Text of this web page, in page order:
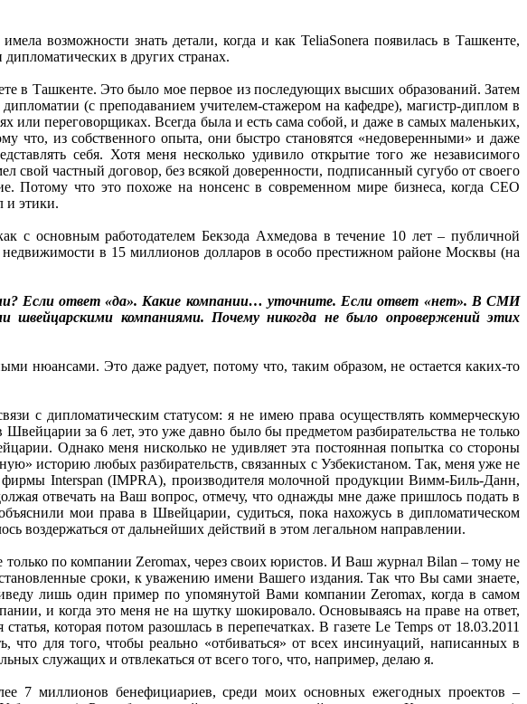
возможности знать детали, когда и как TeliaSonera появилась в Ташкенте,
в других странах.
в Ташкенте. Это было мое первое из последующих высших образований. Затем
(с преподаванием учителем-стажером на кафедре), магистр-диплом в
или переговорщиках. Всегда была и есть сама собой, и даже в самых маленьких,
что, из собственного опыта, они быстро становятся «недоверенными» и даже
себя. Хотя меня несколько удивило открытие того же независимого
свой частный договор, без всякой доверенности, подписанный сугубо от своего
Потому что это похоже на нонсенс в современном мире бизнеса, когда CEO
и этики.
с основным работодателем Бекзода Ахмедова в течение 10 лет – публичной
в 15 миллионов долларов в особо престижном районе Москвы (на
Если ответ «да». Какие компании… уточните. Если ответ «нет». В СМИ
швейцарскими компаниями. Почему никогда не было опровержений этих
нюансами. Это даже радует, потому что, таким образом, не остается каких-то
с дипломатическим статусом: я не имею права осуществлять коммерческую
за 6 лет, это уже давно было бы предметом разбирательства не только
Однако меня нисколько не удивляет эта постоянная попытка со стороны
историю любых разбирательств, связанных с Узбекистаном. Так, меня уже не
Interspan (IMPRA), производителя молочной продукции Вимм-Биль-Данн,
отвечать на Ваш вопрос, отмечу, что однажды мне даже пришлось подать в
мои права в Швейцарии, судиться, пока нахожусь в дипломатическом
воздержаться от дальнейших действий в этом легальном направлении.
по компании Zeromax, через своих юристов. И Ваш журнал Bilan – тому не
сроки, к уважению имени Вашего издания. Так что Вы сами знаете,
лишь один пример по упомянутой Вами компании Zeromax, когда в самом
и когда это меня не на шутку шокировало. Основываясь на праве на ответ,
которая потом разошлась в перепечатках. В газете Le Temps от 18.03.2011
для того, чтобы реально «отбиваться» от всех инсинуаций, написанных в
служащих и отвлекаться от всего того, что, например, делаю я.
7 миллионов бенефициариев, среди моих основных ежегодных проектов –